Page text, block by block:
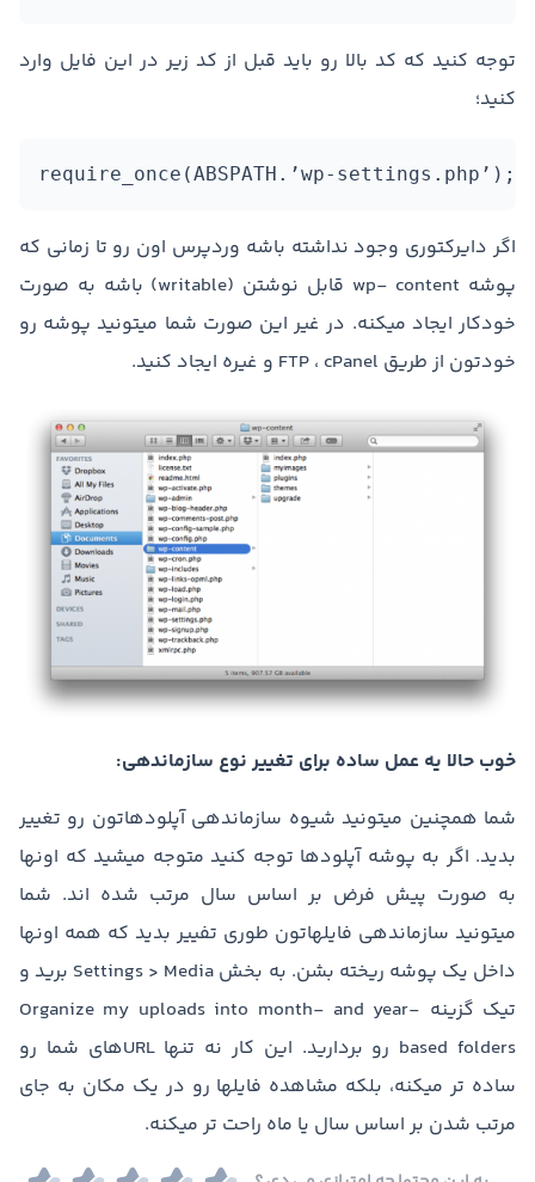
توجه کنید که کد بالا رو باید قبل از کد زیر در این فایل وارد
کنید؛
require_once(ABSPATH.’wp-settings.php’);
اگر دایرکتوری وجود نداشته باشه وردپرس اون رو تا زمانی که
پوشه wp- content قابل نوشتن (writable) باشه به صورت
خودکار ایجاد میکنه. در غیر این صورت شما میتونید پوشه رو
خودتون از طریق FTP ، cPanel و غیره ایجاد کنید.
خوب حالا یه عمل ساده برای تغییر نوع سازماندهی:
شما همچنین میتونید شیوه سازماندهی آپلودهاتون رو تغییر
بدید. اگر به پوشه آپلودها توجه کنید متوجه میشید که اونها
به صورت پیش فرض بر اساس سال مرتب شده اند. شما
میتونید سازماندهی فایلهاتون طوری تفییر بدید که همه اونها
داخل یک پوشه ریخته بشن. به بخش Settings > Media برید و
تیک گزینه Organize my uploads into month- and year-
based folders رو بردارید. این کار نه تنها URLهای شما رو
ساده تر میکنه، بلکه مشاهده فایلها رو در یک مکان به جای
مرتب شدن بر اساس سال یا ماه راحت تر میکنه.